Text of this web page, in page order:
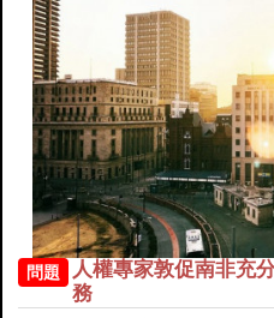
問題
人權專家敦促南非充
務